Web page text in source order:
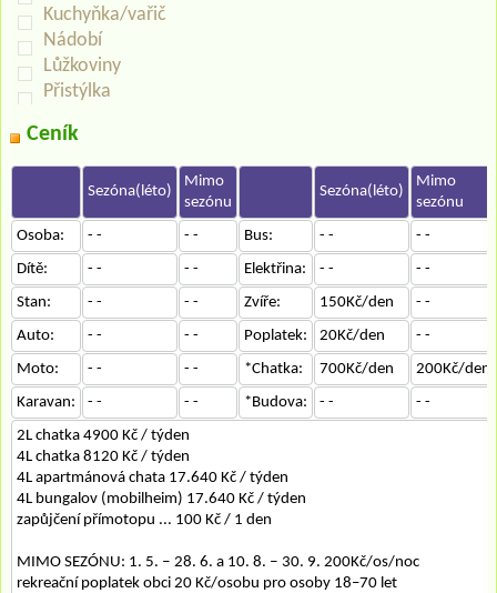
Kuchyňka/vařič
Nádobí
Lůžkoviny
Přistýlka
Ceník
Sezóna(léto)
Mimo
sezónu
Sezóna(léto)
Mimo
sezónu
Osoba:
- - - - Bus: - -
- -
Dítě:
- - - - Elektřina: - -
- -
Stan:
- - - - Zvíře: 150Kč/den
- -
Auto:
- - - - Poplatek: 20Kč/den
- -
Moto:
- - - - *Chatka: 700Kč/den
200Kč/den
Karavan:
- - - - *Budova: - -
- -
2L chatka 4900 Kč / týden
4L chatka 8120 Kč / týden
4L apartmánová chata 17.640 Kč / týden
4L bungalov (mobilheim) 17.640 Kč / týden
zapůjčení přímotopu ... 100 Kč / 1 den
MIMO SEZÓNU: 1. 5. ‒ 28. 6. a 10. 8. ‒ 30. 9. 200Kč/os/noc
rekreační poplatek obci 20 Kč/osobu pro osoby 18–70 let